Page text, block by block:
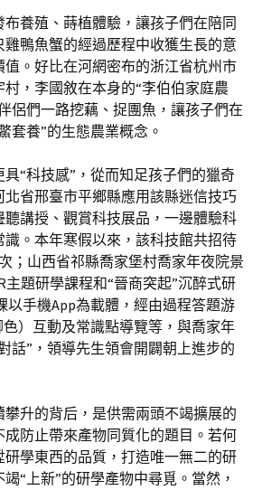
養殖、蒔植體驗，讓孩子們在陪同
鴨魚蟹的經過歷程中收獲生長的意
。好比在河網密布的浙江省杭州市
村，李國敘在本身的“李伯伯家庭農
侶們一路挖藕、捉團魚，讓孩子們在
套養”的生態農業概念。
“科技感”，從而知足孩子們的獵奇
省邢臺市平鄉縣應用該縣迷信技巧
講授、觀賞科技展品，一邊體驗科
。本年寒假以來，該科技館共招待
；山西省祁縣喬家堡村喬家年夜院景
主題研學課程和“晉商突起”沉醉式研
以手機App為載體，經由過程答題游
）互動及常識點導覽等，與喬家年
話”，領導先生領會開闢朝上進步的
升的背后，是供需兩頭不竭擴展的
防止帶來產物同質化的題目。若何
學東西的品質，打造唯一無二的研
“上新”的研學產物中尋覓。當然，